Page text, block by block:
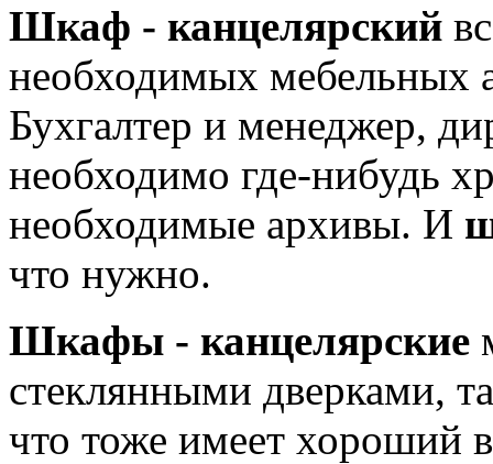
Шкаф - канцелярский
необходимых мебельных
Бухгалтер и менеджер,
необходимо где-нибудь
необходимые архивы. И
что нужно.
Шкафы - канцелярские
стеклянными дверками,
что тоже имеет хороший